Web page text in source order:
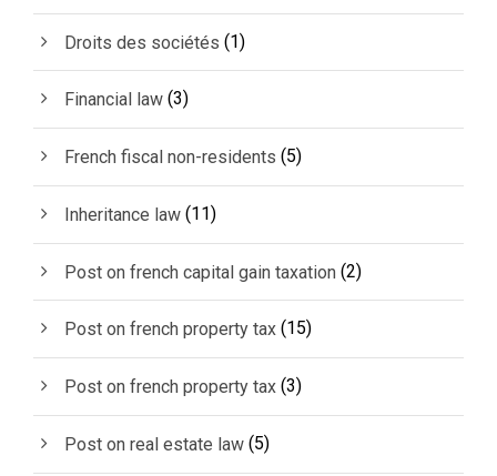
Droits des sociétés (1)
Financial law (3)
French fiscal non-residents (5)
Inheritance law (11)
Post on french capital gain taxation (2)
Post on french property tax (15)
Post on french property tax (3)
Post on real estate law (5)